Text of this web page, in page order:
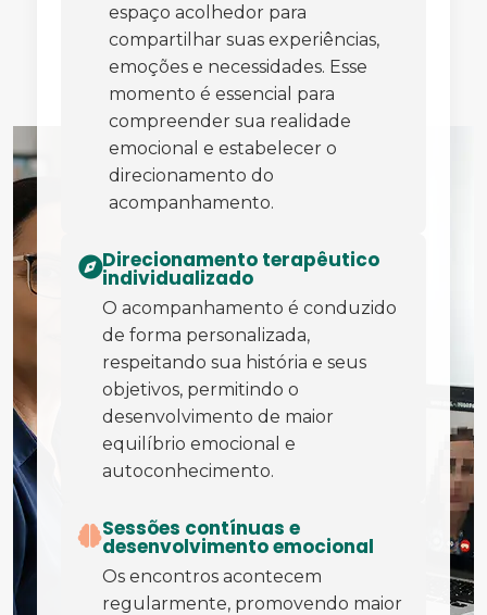
espaço acolhedor para
compartilhar suas experiências,
emoções e necessidades. Esse
momento é essencial para
compreender sua realidade
emocional e estabelecer o
direcionamento do
acompanhamento.
Direcionamento terapêutico
individualizado
O acompanhamento é conduzido
de forma personalizada,
respeitando sua história e seus
objetivos, permitindo o
desenvolvimento de maior
equilíbrio emocional e
autoconhecimento.
Sessões contínuas e
desenvolvimento emocional
Os encontros acontecem
regularmente, promovendo maior